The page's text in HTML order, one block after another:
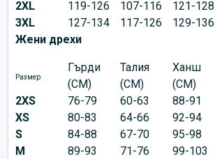
2XL 119-126 107-116
121-128
3XL
127-134 117-126
129-136
Жени дрехи
Размер
Гърди
(CM)
Талия
(CM)
Ханш
(CM)
2XS
76-79 60-63
88-91
XS
80-83 64-66
92-94
S
84-88 67-70
95-98
M
89-93 71-76
99-103